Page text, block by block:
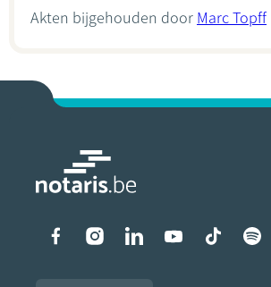
Akten bijgehouden door Marc Topff
Liens vers les